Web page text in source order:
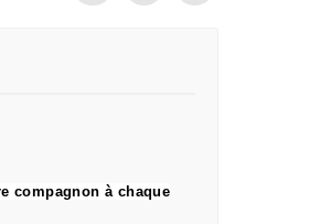
compagnon à chaque